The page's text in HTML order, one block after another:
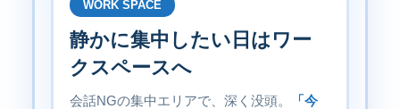
WORK SPACE
静かに集中したい日はワー
クスペースへ
会話NGの集中エリアで、深く没頭。
「今